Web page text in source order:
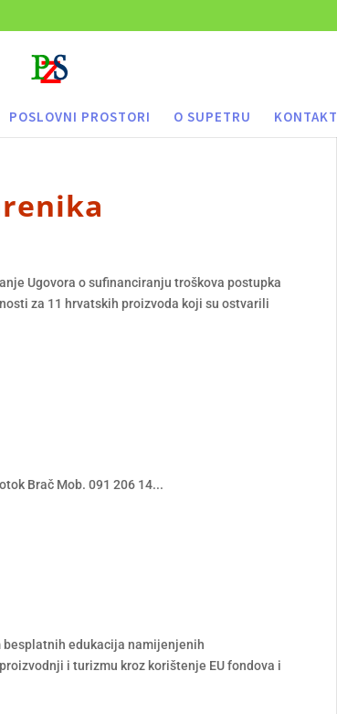
POSLOVNI PROSTORI O SUPETRU KONTAKT
Ugovora o sufinanciranju troškova postupka
za 11 hrvatskih proizvoda koji su ostvarili
Brač Mob. 091 206 14...
besplatnih edukacija namijenjenih
i turizmu kroz korištenje EU fondova i